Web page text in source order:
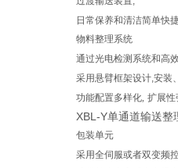
日常保养和清洁简单快
物料整理系统
通过光电检测系统和高
采用悬臂框架设计,安装
功能配置多样化, 扩展性
XBL-Y单通道输送整
包装单元
采用全伺服或者双变频